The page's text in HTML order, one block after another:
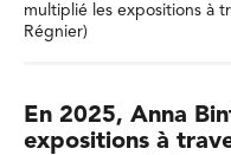
multiplié les expositions à
Régnier)
En 2025, Anna
expositions à